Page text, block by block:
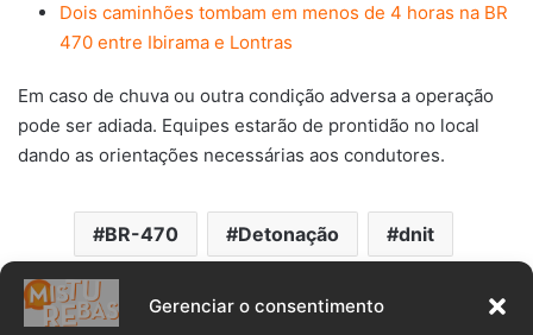
Gerenciar o consentimento
Dois caminhões tombam em menos de 4 horas na BR
470 entre Ibirama e Lontras
Em caso de chuva ou outra condição adversa a operação
pode ser adiada. Equipes estarão de prontidão no local
dando as orientações necessárias aos condutores.
BR-470 Detonação dnit